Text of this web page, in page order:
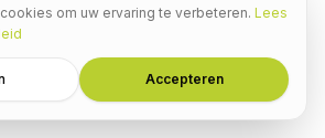
om uw ervaring te verbeteren. Lees
Accepteren